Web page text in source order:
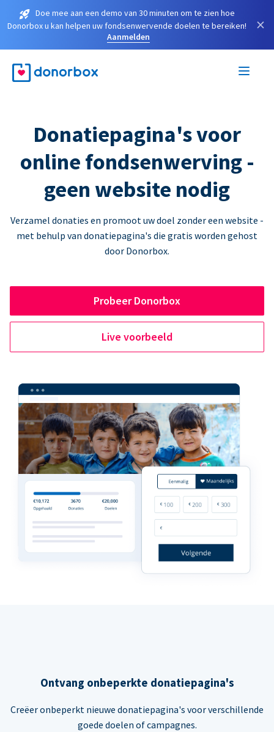
Doe mee aan een demo van 30 minuten om te zien hoe
Donorbox u kan helpen uw fondsenwervende doelen te bereiken!
Aanmelden
×
Donatiepagina's voor
online fondsenwerving -
geen website nodig
Verzamel donaties en promoot uw doel zonder een website -
met behulp van donatiepagina's die gratis worden gehost
door Donorbox.
Probeer Donorbox
Live voorbeeld
Ontvang onbeperkte donatiepagina's
Creëer onbeperkt nieuwe donatiepagina's voor verschillende
goede doelen of campagnes.